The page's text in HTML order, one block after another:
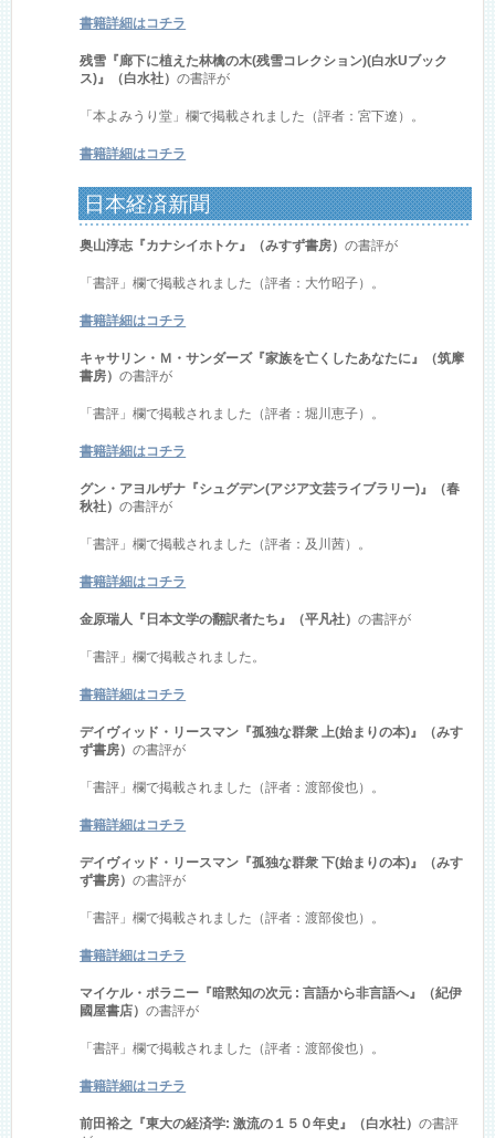
書籍詳細はコチラ
残雪『廊下に植えた林檎の木(残雪コレクション)(白水Uブック
ス)』（白水社）の書評が
「本よみうり堂」欄で掲載されました（評者：宮下遼）。
書籍詳細はコチラ
日本経済新聞
奥山淳志『カナシイホトケ』（みすず書房）の書評が
「書評」欄で掲載されました（評者：大竹昭子）。
書籍詳細はコチラ
キャサリン・Ｍ・サンダーズ『家族を亡くしたあなたに』（筑摩
書房）の書評が
「書評」欄で掲載されました（評者：堀川恵子）。
書籍詳細はコチラ
グン・アヨルザナ『シュグデン(アジア文芸ライブラリー)』（春
秋社）の書評が
「書評」欄で掲載されました（評者：及川茜）。
書籍詳細はコチラ
金原瑞人『日本文学の翻訳者たち』（平凡社）の書評が
「書評」欄で掲載されました。
書籍詳細はコチラ
デイヴィッド・リースマン『孤独な群衆 上(始まりの本)』（みす
ず書房）の書評が
「書評」欄で掲載されました（評者：渡部俊也）。
書籍詳細はコチラ
デイヴィッド・リースマン『孤独な群衆 下(始まりの本)』（みす
ず書房）の書評が
「書評」欄で掲載されました（評者：渡部俊也）。
書籍詳細はコチラ
マイケル・ポラニー『暗黙知の次元 : 言語から非言語へ』（紀伊
國屋書店）の書評が
「書評」欄で掲載されました（評者：渡部俊也）。
書籍詳細はコチラ
前田裕之『東大の経済学: 激流の１５０年史』（白水社）の書評